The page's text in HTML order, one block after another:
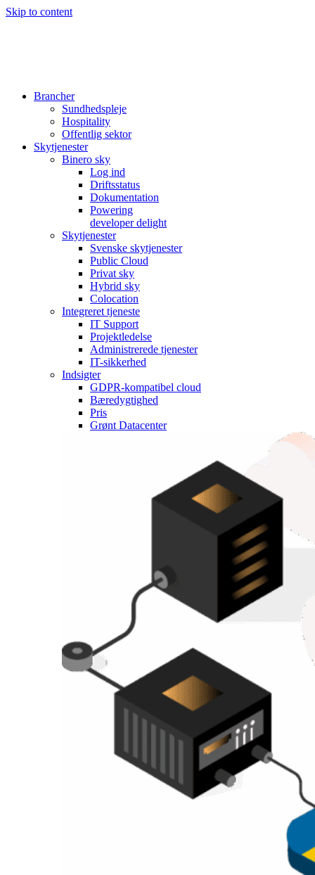
Skip to content
Brancher
Sundhedspleje
Hospitality
Offentlig sektor
Skytjenester
Binero sky
Log ind
Driftsstatus
Dokumentation
Powering
developer delight
Skytjenester
Svenske skytjenester
Public Cloud
Privat sky
Hybrid sky
Colocation
Integreret tjeneste
IT Support
Projektledelse
Administrerede tjenester
IT-sikkerhed
Indsigter
GDPR-kompatibel cloud
Bæredygtighed
Pris
Grønt Datacenter